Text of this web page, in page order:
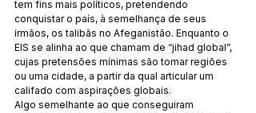
tem fins mais políticos, pretendendo
conquistar o país, à semelhança de seus
irmãos, os talibãs no Afeganistão. Enquanto o
EIS se alinha ao que chamam de “jihad global”,
cujas pretensões mínimas são tomar regiões
ou uma cidade, a partir da qual articular um
califado com aspirações globais.
Algo semelhante ao que conseguiram